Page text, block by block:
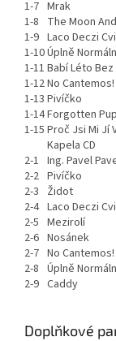
1-7 Mrak
1-8 The Moon
1-9 Laco Deczi
1-10Úplně
1-11 Babí Léto Bez
1-12No Cantemos!
1-13 Pivíčko
1-14Forgotten
1-15 Proč Jsi Mi Jí
Kapela CD
2-1 Ing. Pavel
2-2 Pivíčko
2-3 Židot
2-4 Laco Deczi
2-5 Mezirolí
2-6 Nosánek
2-7 No Cantemos!
2-8 Úplně
2-9 Caddy
Doplňkové